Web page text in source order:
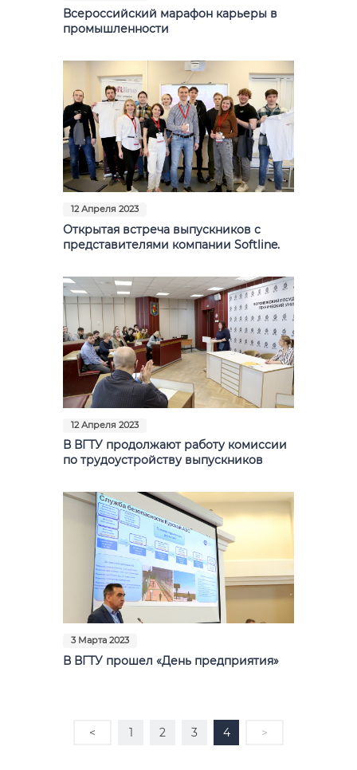
Всероссийский марафон карьеры в
промышленности
12 Апреля 2023
Открытая встреча выпускников с
представителями компании Softline.
12 Апреля 2023
В ВГТУ продолжают работу комиссии
по трудоустройству выпускников
3 Марта 2023
В ВГТУ прошел «День предприятия»
< 1 2 3 4 >